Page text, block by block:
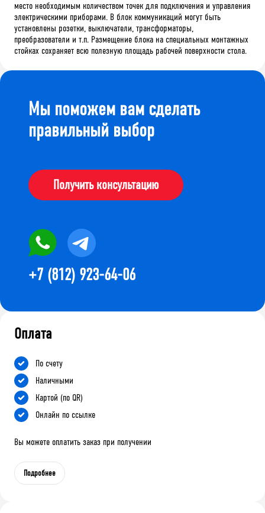
место необходимым количеством точек для подключения и управления
электрическими приборами. В блок коммуникаций могут быть
установлены розетки, выключатели, трансформаторы,
преобразователи и т.п. Размещение блока на специальных монтажных
стойках сохраняет всю полезную площадь рабочей поверхности стола.
Мы поможем вам сделать
правильный выбор
Получить консультацию
+7 (812) 923-64-06
Оплата
По счету
Наличными
Картой (по QR)
Онлайн по ссылке
Вы можете оплатить заказ при получении
Подробнее